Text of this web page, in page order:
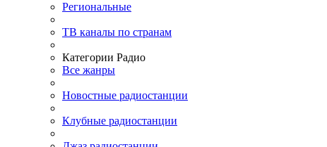
Региональные
ТВ каналы по странам
Категории Радио
Все жанры
Новостные радиостанции
Клубные радиостанции